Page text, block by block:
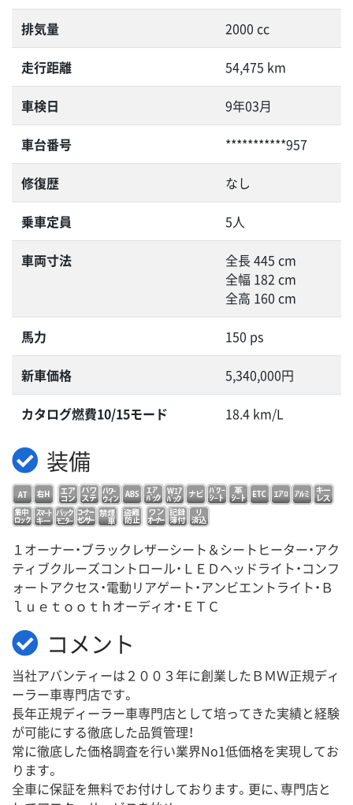
排気量 2000 cc
走行距離 54,475 km
車検日 9年03月
車台番号 ***********957
修復歴 なし
乗車定員 5人
車両寸法
全長 445 cm
全幅 182 cm
全高 160 cm
馬力 150 ps
新車価格 5,340,000円
カタログ燃費10/15モード 18.4 km/L
装備
１オーナー・ブラックレザーシート＆シートヒーター・アク
ティブクルーズコントロール・ＬＥＤヘッドライト・コンフ
ォートアクセス・電動リアゲート・アンビエントライト・Ｂ
ｌｕｅｔｏｏｔｈオーディオ・ＥＴＣ
コメント
当社アバンティーは２００３年に創業したＢＭＷ正規ディ
ーラー車専門店です。
長年正規ディーラー車専門店として培ってきた実績と経験
が可能にする徹底した品質管理！
常に徹底した価格調査を行い業界No1低価格を実現してお
ります。
全車に保証を無料でお付けしております。更に、専門店と